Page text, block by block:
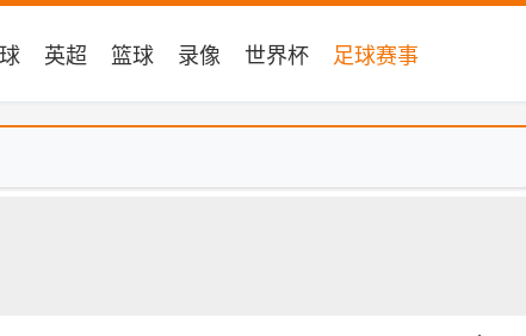
英超 篮球 录像 世界杯 足球赛事